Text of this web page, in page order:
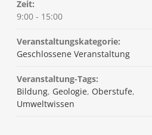
Zeit:
9:00 - 15:00
Veranstaltungskategorie:
Geschlossene Veranstaltung
Veranstaltung-Tags:
Bildung, Geologie, Oberstufe,
Umweltwissen